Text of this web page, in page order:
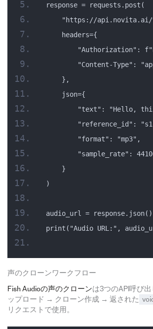
response = requests.post(
"https://
    headers={
"Authorization":
"Content-Type":
    },
    json={
"text": "Hello,
"reference_id":
        "format": "mp3",
"sample_rate":
    }
)
audio_url =
print("Audio URL:",
声のクローンワークフロー
Fish Audioの声のクローンは3つのAPI呼び
ップロード → クローン作成 → 返された
リクエストで使用。